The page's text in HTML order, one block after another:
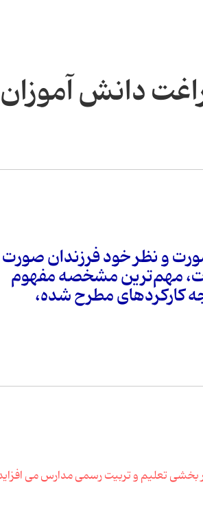
دانش آموزان
و نظر خود فرزندان صورت
مهم‌ترین مشخصه مفهوم
کارکردهای مطرح شده،